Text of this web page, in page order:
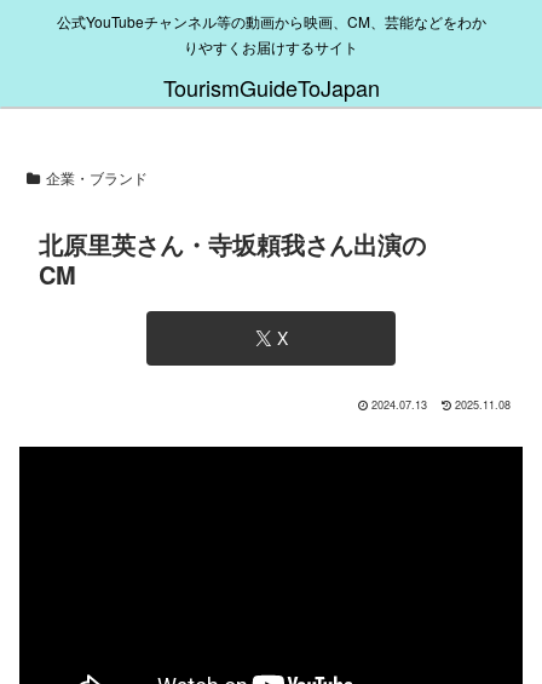
公式YouTubeチャンネル等の動画から映画、CM、芸能などをわか
りやすくお届けするサイト
TourismGuideToJapan
企業・ブランド
北原里英さん・寺坂頼我さん出演の
CM
X
2024.07.13 2025.11.08